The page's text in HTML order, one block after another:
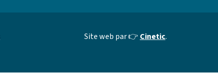
Site web par 👉 Cinetic.